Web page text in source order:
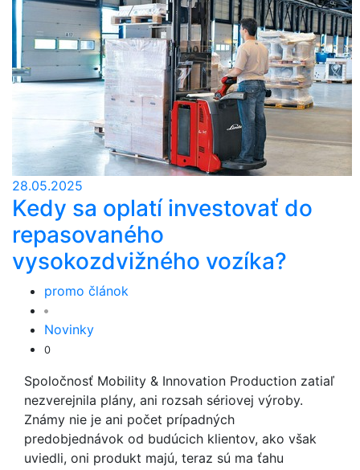
28.05.2025
Kedy sa oplatí investovať do
repasovaného
vysokozdvižného vozíka?
promo článok
Novinky
0
Spoločnosť Mobility & Innovation Production zatiaľ
nezverejnila plány, ani rozsah sériovej výroby.
Známy nie je ani počet prípadných
predobjednávok od budúcich klientov, ako však
uviedli, oni produkt majú, teraz sú ma ťahu